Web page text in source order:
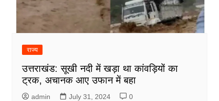
राज्य
उत्तराखंड: सूखी नदी में खड़ा था कांवड़ियों का
ट्रक, अचानक आए उफान में बहा
admin July 31, 2024 0